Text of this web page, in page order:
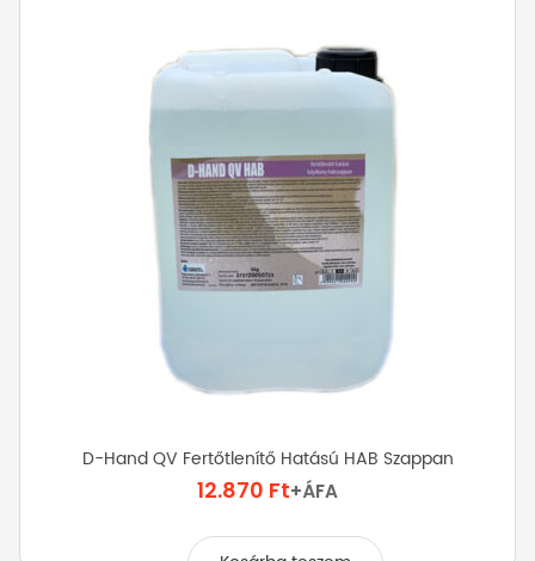
változatok
termékoldalon
ki
D-Hand QV Fertőtlenítő Hatású HAB Szappan
12.870 Ft+ÁFA